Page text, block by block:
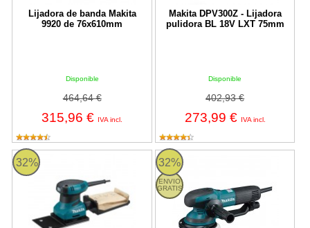
Lijadora de banda Makita
9920 de 76x610mm
Disponible
464,64 €
315,96 € IVA incl.
Makita DPV300Z - Lijadora
pulidora BL 18V LXT 75mm
Disponible
402,93 €
273,99 € IVA incl.
32%
Lijadora orbital Makita BO4566 de 200W
32%
ENVIO
GRATIS
Lijadora rotorbital Makita